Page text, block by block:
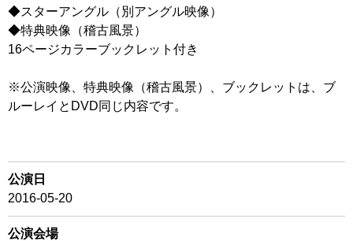
◆スターアングル（別アングル映像）
◆特典映像（稽古風景）
16ページカラーブックレット付き
※公演映像、特典映像（稽古風景）、ブックレットは、ブ
ルーレイとDVD同じ内容です。
公演日
2016-05-20
公演会場